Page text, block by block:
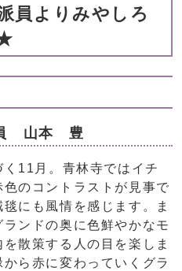
員よりみやしろ
員 山本 豊
11月。青林寺ではイチ
のコントラストが見事で
にも風情を感じます。ま
ンドの奥に色鮮やかなモ
散策する人の目を楽しま
ら赤に変わっていくグラ